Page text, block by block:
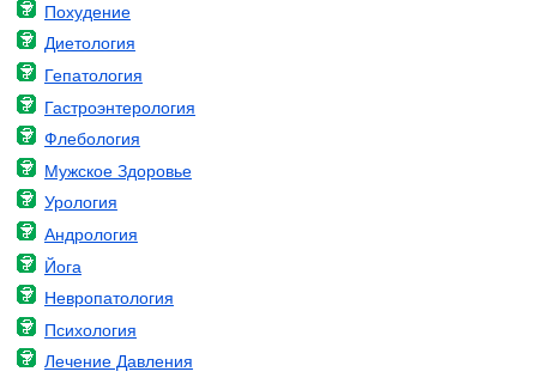
Похудение
Диетология
Гепатология
Гастроэнтерология
Флебология
Мужское Здоровье
Урология
Андрология
Йога
Невропатология
Психология
Лечение Давления